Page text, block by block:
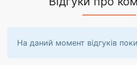
На даний момент відгуків